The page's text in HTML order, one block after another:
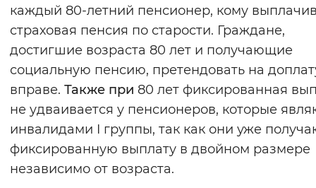
каждый 80-летний пенсионер, кому
страховая пенсия по старости. Граждане,
достигшие возраста 80 лет и получающие
социальную пенсию, претендовать на
вправе. Также при 80 лет фиксированная
не удваивается у пенсионеров, которые
инвалидами I группы, так как они уже
фиксированную выплату в двойном размере
независимо от возраста.